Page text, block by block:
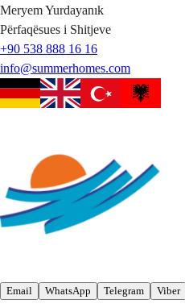
MeryemYurdayanık
Përfaqësues i Shitjeve
+90 538 888 16 16
info@summerhomes.com
Email WhatsApp Telegram Viber